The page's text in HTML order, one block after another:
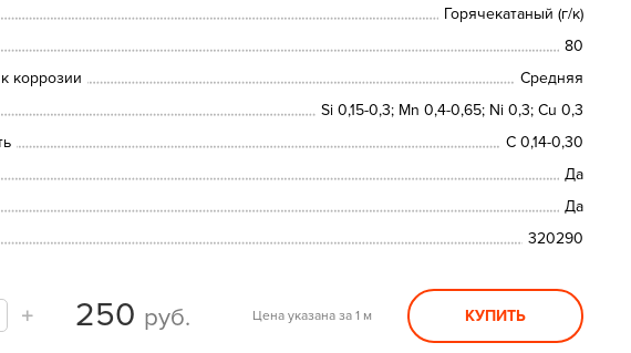
Горячекатаный (г/к)
80
коррозии
Средняя
Si 0,15-0,3; Mn 0,4-0,65; Ni 0,3; Cu 0,3
C 0,14-0,30
Да
Да
320290
250 руб. Цена указана за 1 м КУПИТЬ